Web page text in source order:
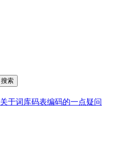
搜索
关于词库码表编码的一点疑问